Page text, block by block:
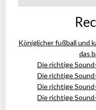
Königlicher fußball und
das
Die richtige
Die richtige
Die richtige
Die richtige